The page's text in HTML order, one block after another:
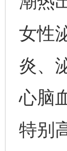
女性
炎、
心脑
特别